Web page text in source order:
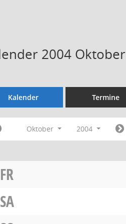
2004 Oktober
Kalender Termine
Oktober 2004
FR
SA